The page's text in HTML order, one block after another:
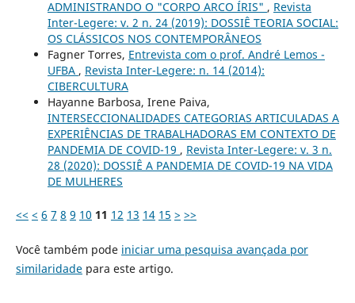
ADMINISTRANDO O "CORPO ARCO ÍRIS" , Revista
Inter-Legere: v. 2 n. 24 (2019): DOSSIÊ TEORIA SOCIAL:
OS CLÁSSICOS NOS CONTEMPORÂNEOS
Fagner Torres, Entrevista com o prof. André Lemos -
UFBA , Revista Inter-Legere: n. 14 (2014):
CIBERCULTURA
Hayanne Barbosa, Irene Paiva,
INTERSECCIONALIDADES CATEGORIAS ARTICULADAS A
EXPERIÊNCIAS DE TRABALHADORAS EM CONTEXTO DE
PANDEMIA DE COVID-19 , Revista Inter-Legere: v. 3 n.
28 (2020): DOSSIÊ A PANDEMIA DE COVID-19 NA VIDA
DE MULHERES
<< < 6 7 8 9 10 11 12 13 14 15 > >>
Você também pode iniciar uma pesquisa avançada por
similaridadepara este artigo.